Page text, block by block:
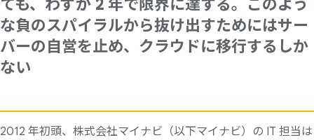
ても、わずか 2 年で限界に達する。このよう
な負のスパイラルから抜け出すためにはサー
バーの自営を止め、クラウドに移行するしか
ない
2012 年初頭、株式会社マイナビ（以下マイナビ）の IT 担当は